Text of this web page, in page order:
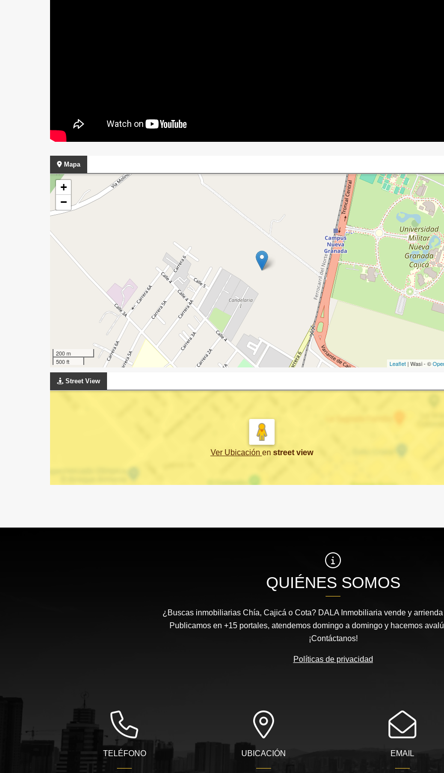
Mapa
+
−
200 m
500 ft
Leaflet | Wasi - ©
Street View
Ver Ubicación en street view
QUIÉNES SOMOS
¿Buscas inmobiliarias Chía, Cajicá o Cota? DALA Inmobiliaria vende y
Publicamos en +15 portales, atendemos domingo a domingo y hacemos
¡Contáctanos!
Políticas de privacidad
TELÉFONO UBICACIÓN EMAIL